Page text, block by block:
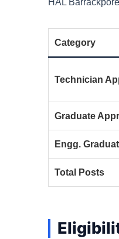
Category
Technician
Graduate
Engg.
Total Posts